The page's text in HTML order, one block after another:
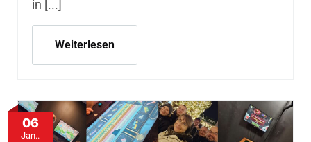
in [...]
Weiterlesen
06
Jan..